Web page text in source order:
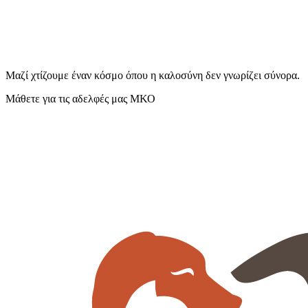
Μαζί χτίζουμε έναν κόσμο όπου η καλοσύνη δεν γνωρίζει σύνορα.
Μάθετε για τις αδελφές μας ΜΚΟ